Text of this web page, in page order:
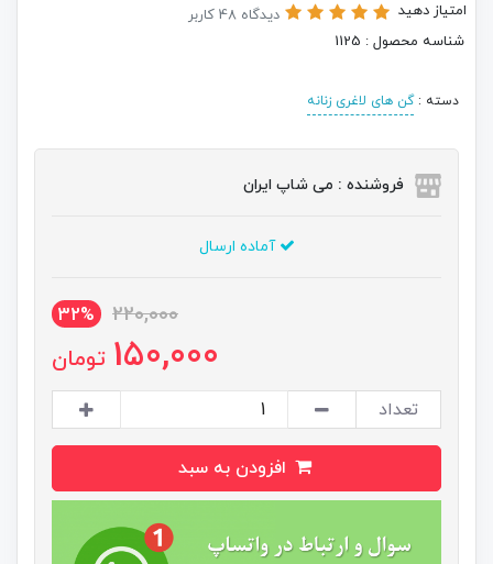
امتیاز دهید
دیدگاه 48 کاربر
شناسه محصول : 1125
دسته :گن های لاغری زنانه
فروشنده : می شاپ ایران
آماده ارسال
220,000
32%
150,000 تومان
تعداد